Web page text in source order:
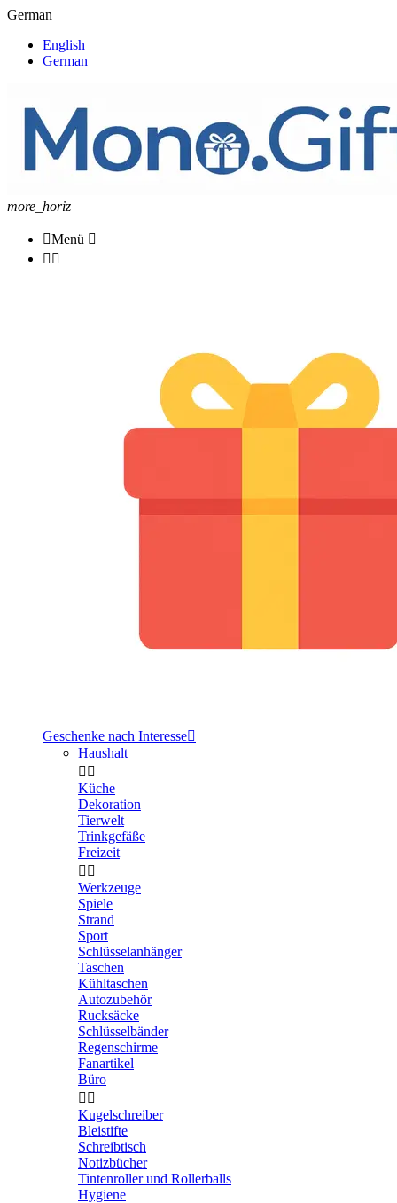
German
English
German
more_horiz
Menü 
 
Geschenke nach Interesse
Haushalt
 
Küche
Dekoration
Tierwelt
Trinkgefäße
Freizeit
 
Werkzeuge
Spiele
Strand
Sport
Schlüsselanhänger
Taschen
Kühltaschen
Autozubehör
Rucksäcke
Schlüsselbänder
Regenschirme
Fanartikel
Büro
 
Kugelschreiber
Bleistifte
Schreibtisch
Notizbücher
Tintenroller und Rollerballs
Hygiene